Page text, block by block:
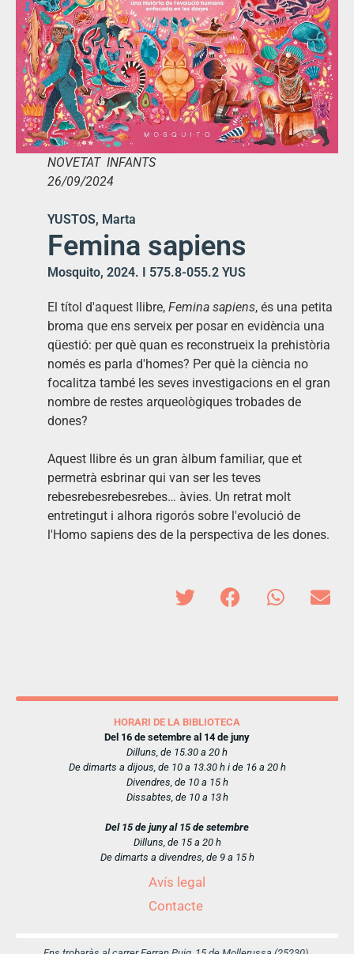
NOVETAT INFANTS
26/09/2024
YUSTOS, Marta
Femina sapiens
Mosquito, 2024. I 575.8-055.2 YUS
El títol d'aquest llibre, Femina sapiens, és una petita
broma que ens serveix per posar en evidència una
qüestió: per què quan es reconstrueix la prehistòria
només es parla d'homes? Per què la ciència no
focalitza també les seves investigacions en el gran
nombre de restes arqueològiques trobades de
dones?
Aquest llibre és un gran àlbum familiar, que et
permetrà esbrinar qui van ser les teves
rebesrebesrebesrebes… àvies. Un retrat molt
entretingut i alhora rigorós sobre l'evolució de
l'Homo sapiens des de la perspectiva de les dones.
HORARI DE LA BIBLIOTECA
Del 16 de setembre al 14 de juny
Dilluns, de 15.30 a 20 h
De dimarts a dijous, de 10 a 13.30 h i de 16 a 20 h
Divendres, de 10 a 15 h
Dissabtes, de 10 a 13 h
Del 15 de juny al 15 de setembre
Dilluns, de 15 a 20 h
De dimarts a divendres, de 9 a 15 h
Avís legal
Contacte